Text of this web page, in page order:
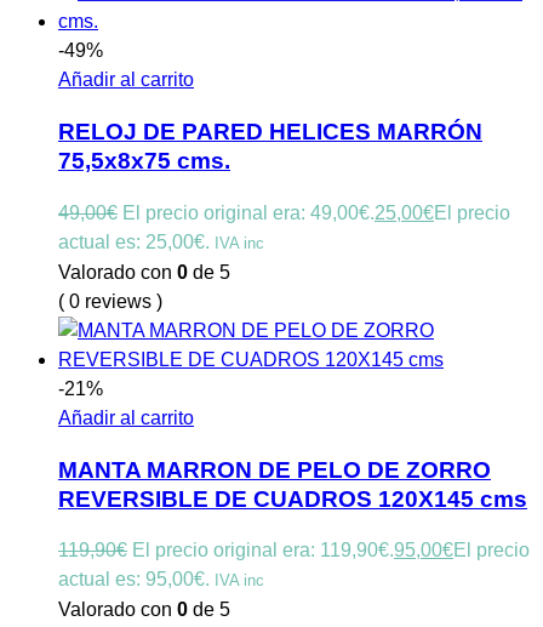
-49%
Añadir al carrito
RELOJ DE PARED HELICES MARRÓN
75,5x8x75 cms.
49,00€ El precio original era: 49,00€.25,00€El precio
actual es: 25,00€. IVA inc
Valorado con 0 de 5
( 0 reviews )
-21%
Añadir al carrito
MANTA MARRON DE PELO DE ZORRO
REVERSIBLE DE CUADROS 120X145 cms
119,90€ El precio original era: 119,90€.95,00€El precio
actual es: 95,00€. IVA inc
Valorado con 0 de 5